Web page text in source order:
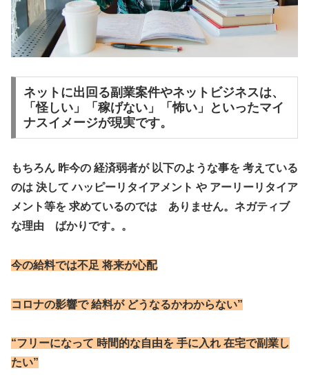
ネットに出回る副業案件やネットビジネスは、
「怪しい」「稼げない」「怖い」といったマイ
ナスイメージが現実です。
もちろん 昨今の 経済弱者が 以下のような事を 考えている
のは 決して ハッピーリタイアメント や アーリーリタイア
メント等を 求めているのでは ありません。 ネガティブ
な理由 ばかりです。。
今の給料では不足 将来が心配
コロナの影響で 給料が どうなるかわからない”
“フリーになって 時間的な自由を 手に入れ 在宅で副業し
たい”